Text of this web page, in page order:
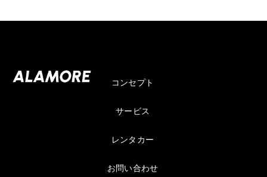
コンセプト
サービス
レンタカー
お問い合わせ